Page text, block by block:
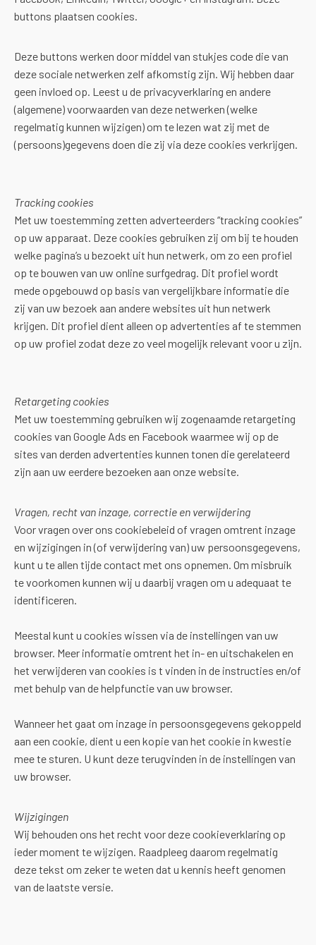
buttons plaatsen cookies.
Deze buttons werken door middel van stukjes code die van
deze sociale netwerken zelf afkomstig zijn. Wij hebben daar
geen invloed op. Leest u de privacyverklaring en andere
(algemene) voorwaarden van deze netwerken (welke
regelmatig kunnen wijzigen) om te lezen wat zij met de
(persoons)gegevens doen die zij via deze cookies verkrijgen.
Tracking cookies
Met uw toestemming zetten adverteerders “tracking cookies”
op uw apparaat. Deze cookies gebruiken zij om bij te houden
welke pagina’s u bezoekt uit hun netwerk, om zo een profiel
op te bouwen van uw online surfgedrag. Dit profiel wordt
mede opgebouwd op basis van vergelijkbare informatie die
zij van uw bezoek aan andere websites uit hun netwerk
krijgen. Dit profiel dient alleen op advertenties af te stemmen
op uw profiel zodat deze zo veel mogelijk relevant voor u zijn.
Retargeting cookies
Met uw toestemming gebruiken wij zogenaamde retargeting
cookies van Google Ads en Facebook waarmee wij op de
sites van derden advertenties kunnen tonen die gerelateerd
zijn aan uw eerdere bezoeken aan onze website.
Vragen, recht van inzage, correctie en verwijdering
Voor vragen over ons cookiebeleid of vragen omtrent inzage
en wijzigingen in (of verwijdering van) uw persoonsgegevens,
kunt u te allen tijde contact met ons opnemen. Om misbruik
te voorkomen kunnen wij u daarbij vragen om u adequaat te
identificeren.
Meestal kunt u cookies wissen via de instellingen van uw
browser. Meer informatie omtrent het in- en uitschakelen en
het verwijderen van cookies is t vinden in de instructies en/of
met behulp van de helpfunctie van uw browser.
Wanneer het gaat om inzage in persoonsgegevens gekoppeld
aan een cookie, dient u een kopie van het cookie in kwestie
mee te sturen. U kunt deze terugvinden in de instellingen van
uw browser.
Wijzigingen
Wij behouden ons het recht voor deze cookieverklaring op
ieder moment te wijzigen. Raadpleeg daarom regelmatig
deze tekst om zeker te weten dat u kennis heeft genomen
van de laatste versie.